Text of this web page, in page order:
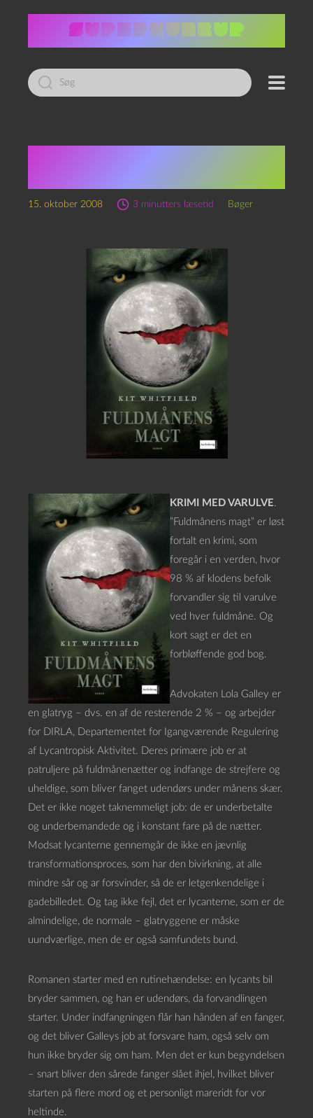
Led
efter:
15. oktober 2008 3 minutters læsetid Bøger
KRIMI MED VARULVE.
”Fuldmånens magt” er løst
fortalt en krimi, som
foregår i en verden, hvor
98 % af klodens befolk
forvandler sig til varulve
ved hver fuldmåne. Og
kort sagt er det en
forbløffende god bog.
Advokaten Lola Galley er
en glatryg – dvs. en af de resterende 2 % – og arbejder
for DIRLA, Departementet for Igangværende Regulering
af Lycantropisk Aktivitet. Deres primære job er at
patruljere på fuldmånenætter og indfange de strejfere og
uheldige, som bliver fanget udendørs under månens skær.
Det er ikke noget taknemmeligt job: de er underbetalte
og underbemandede og i konstant fare på de nætter.
Modsat lycanterne gennemgår de ikke en jævnlig
transformationsproces, som har den bivirkning, at alle
mindre sår og ar forsvinder, så de er letgenkendelige i
gadebilledet. Og tag ikke fejl, det er lycanterne, som er de
almindelige, de normale – glatryggene er måske
uundværlige, men de er også samfundets bund.
Romanen starter med en rutinehændelse: en lycants bil
bryder sammen, og han er udendørs, da forvandlingen
starter. Under indfangningen flår han hånden af en fanger,
og det bliver Galleys job at forsvare ham, også selv om
hun ikke bryder sig om ham. Men det er kun begyndelsen
– snart bliver den sårede fanger slået ihjel, hvilket bliver
starten på flere mord og et personligt mareridt for vor
heltinde.